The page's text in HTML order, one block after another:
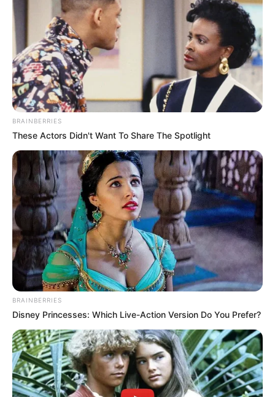
BRAINBERRIES
These Actors Didn't Want To Share The Spotlight
BRAINBERRIES
Disney Princesses: Which Live-Action Version Do You Prefer?